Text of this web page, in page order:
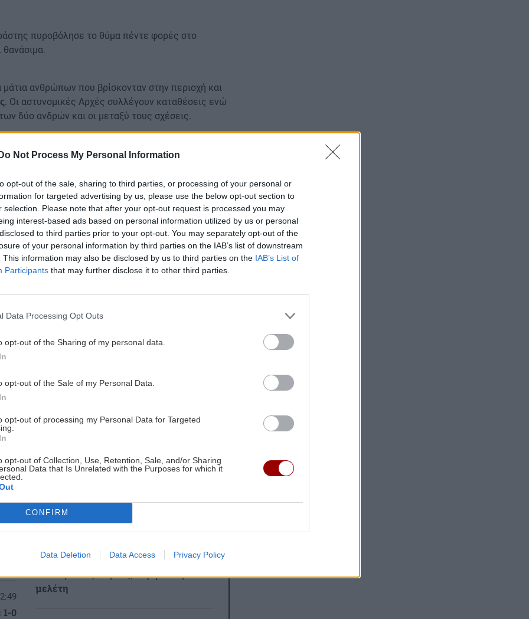
Do Not Process My Personal Information
opt-out of the sale, sharing to third parties, or processing of your personal or
for targeted advertising by us, please use the below opt-out section to
selection. Please note that after your opt-out request is processed you may
interest-based ads based on personal information utilized by us or personal
to third parties prior to your opt-out. You may separately opt-out of the
of your personal information by third parties on the IAB’s list of downstream
This information may also be disclosed by us to third parties on the IAB’s List of
Participants that may further disclose it to other third parties.
Data Processing Opt Outs
opt-out of the Sharing of my personal data.
opt-out of the Sale of my Personal Data.
opt-out of processing my Personal Data for Targeted
opt-out of Collection, Use, Retention, Sale, and/or Sharing
Data that Is Unrelated with the Purposes for which it
CONFIRM
Data Deletion Data Access Privacy Policy
πυροβόλησε το θύμα πέντε φορές στο
ανθρώπων που βρίσκονταν στην περιοχή και
. Οι αστυνομικές Αρχές συλλέγουν καταθέσεις ενώ
δύο ανδρών και οι μεταξύ τους σχέσεις.
συνδέεται με
Η έρευνα βρίσκεται σε εξέλιξη με τους
τις κινήσεις του δράστη ο οποίος διέφυγε
συμφωνία που τερματίζει τον πόλεμο
– Πώς επηρεάζεται η ελληνική αγορά καυσίμων
μετά από πτώση σε βράχια - Σκοτώθηκε
1-0
21:31
ΕΠΙΣΤΗΜΗ
θέτουν σε κίνδυνο τον αέρα σε
εσωτερικούς χώρους, σύμφωνα με
μελέτη